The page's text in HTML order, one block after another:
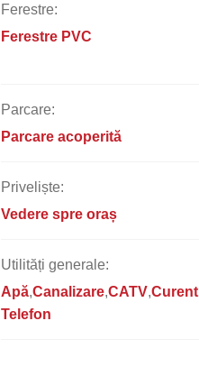
Ferestre:
Ferestre PVC
Parcare:
Parcare acoperită
Priveliște:
Vedere spre oraș
Utilități generale:
Apă Canalizare CATV Curent
Telefon